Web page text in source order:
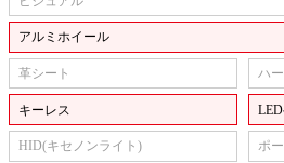
アルミホイール
革シート ハ
キーレス
HID(キセノンライト) ポ